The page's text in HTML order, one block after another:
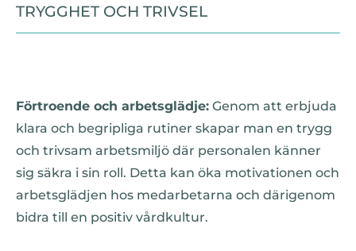
TRYGGHET OCH TRIVSEL
Förtroende och arbetsglädje: Genom att erbjuda
klara och begripliga rutiner skapar man en trygg
och trivsam arbetsmiljö där personalen känner
sig säkra i sin roll. Detta kan öka motivationen och
arbetsglädjen hos medarbetarna och därigenom
bidra till en positiv vårdkultur.